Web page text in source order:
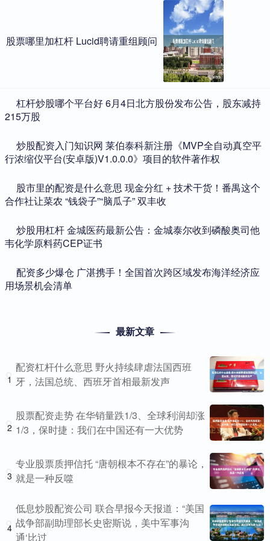
股票哪里加杠杆 Lucid聘请重组顾问
​杠杆炒股哪个平台好 6月4日北方股份发布公告，股东减持
215万股
​炒股配资入门知识网 莱伯泰科新注册《MVP全自动真空平
行浓缩仪平台(安卓版)V1.0.0.0》项目的软件著作权
​股市里的配资是什么意思 现金分红 + 技术干货！番禺这个
合作社让菜农 “钱袋子”“脑瓜子” 双丰收
​炒股用杠杆 金城医药最新公告：金城泰尔收到磷酸奥司他
韦化学原料药CEP证书
​配资多少爆仓 广湛携手！全国首次跨区域发布海洋经济应
用场景机会清单
最新文章
1
配资杠杆什么意思 野火持续肆虐法国西班
牙，法国总统、西班牙首相最新发声
2
股票配资走势 在华销量跌1/3、全球利润却涨
1/3，保时捷：我们在中国还有一大优势
3
专业股票质押信托 “唐朝根本不存在”的暴论，
就是一种反噬
4
低息炒股配资公司 联合早报今天报道：“美国
战争部副助理部长史密斯说，美中军事沟
通‘比过